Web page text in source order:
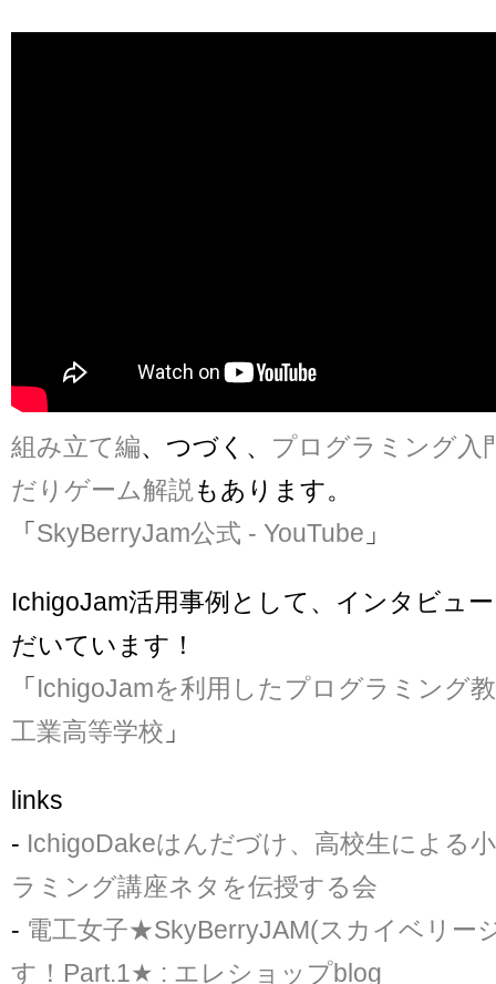
組み立て編、つづく、 プログラミング入
だりゲーム解説もあります。
「SkyBerryJam公式 - YouTube 」
IchigoJam活用事例として、インタビュ
だいています！
「IchigoJamを利用したプログラミング
工業高等学校 」
links
- IchigoDakeはんだづけ、高校生による
ラミング講座ネタを伝授する会
- 電工女子★SkyBerryJAM(スカイベリー
す！Part.1★ : エレショップblog